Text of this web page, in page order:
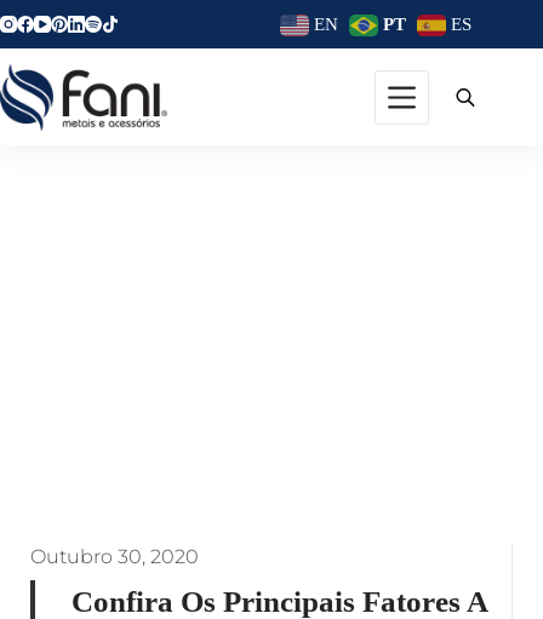
EN PT ES
Outubro 30, 2020
Confira Os Principais Fatores A